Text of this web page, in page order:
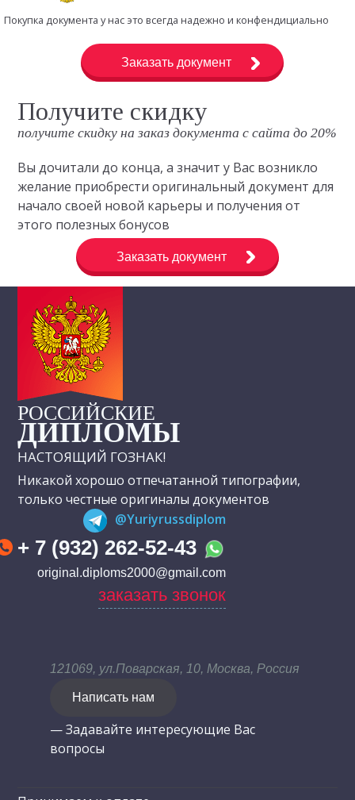
Покупка документа у нас это всегда надежно и конфендициально
Заказать документ
Получите скидку
получите скидку на заказ документа с сайта до 20%
Вы дочитали до конца, а значит у Вас возникло
желание приобрести оригинальный документ для
начало своей новой карьеры и получения от
этого полезных бонусов
Заказать документ
РОССИЙСКИЕ
ДИПЛОМЫ
НАСТОЯЩИЙ ГОЗНАК!
Никакой хорошо отпечатанной типографии,
только честные оригиналы документов
@Yuriyrussdiplom
+ 7 (932) 262-52-43
original.diploms2000@gmail.com
заказать звонок
121069, ул.Поварская, 10, Москва, Россия
Написать нам
— Задавайте интересующие Вас
вопросы